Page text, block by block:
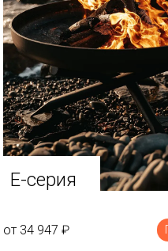
E-серия
от 34 947 ₽